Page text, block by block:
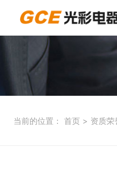
当前的位置： 首页 > 资质荣